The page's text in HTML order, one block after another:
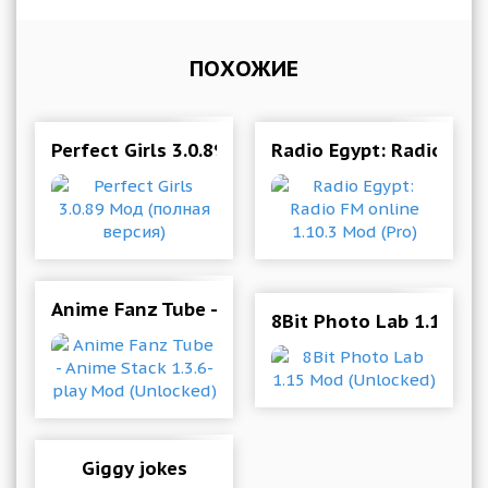
ПОХОЖИЕ
Perfect Girls 3.0.89 Мод (полная версия)
Radio Egypt: Radio FM
Anime Fanz Tube - Anime Stack 1.3.6-play Mod
8Bit Photo Lab 1.15
Giggy jokes